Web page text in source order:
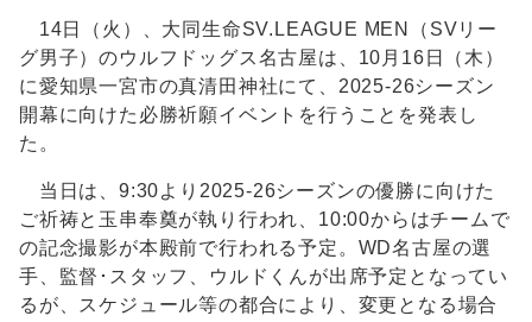
14日（火）、大同生命SV.LEAGUE MEN（SVリー
グ男子）のウルフドッグス名古屋は、10月16日（木）
に愛知県一宮市の真清田神社にて、2025-26シーズン
開幕に向けた必勝祈願イベントを行うことを発表し
た。
当日は、9:30より2025-26シーズンの優勝に向けた
ご祈祷と玉串奉奠が執り行われ、10:00からはチームで
の記念撮影が本殿前で行われる予定。WD名古屋の選
手、監督･スタッフ、ウルドくんが出席予定となってい
るが、スケジュール等の都合により、変更となる場合